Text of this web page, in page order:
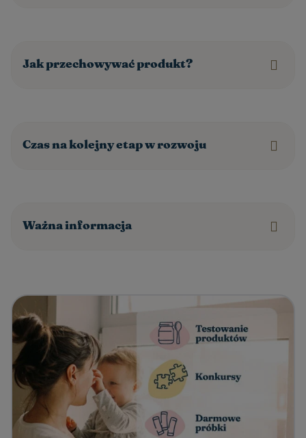
Jak przechowywać produkt?
Czas na kolejny etap w rozwoju
Ważna informacja